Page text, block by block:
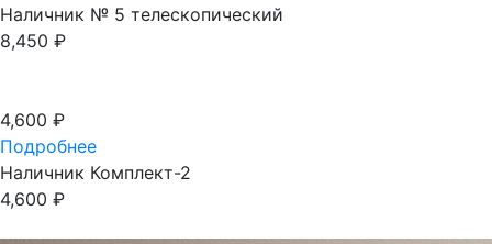
Наличник № 5 телескопический
8,450 ₽
4,600 ₽
Подробнее
Наличник Комплект-2
4,600 ₽